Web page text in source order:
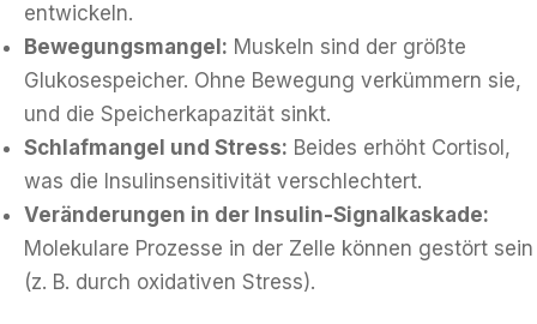
entwickeln.
Bewegungsmangel: Muskeln sind der größte
Glukosespeicher. Ohne Bewegung verkümmern sie,
und die Speicherkapazität sinkt.
Schlafmangel und Stress: Beides erhöht Cortisol,
was die Insulinsensitivität verschlechtert.
Veränderungen in der Insulin-Signalkaskade:
Molekulare Prozesse in der Zelle können gestört sein
(z. B. durch oxidativen Stress).